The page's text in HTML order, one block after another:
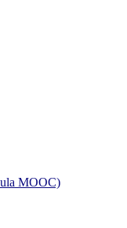
MOOC)